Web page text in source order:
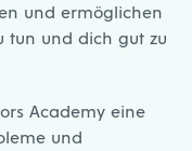
und ermöglichen
tun und dich gut zu
Academy eine
und